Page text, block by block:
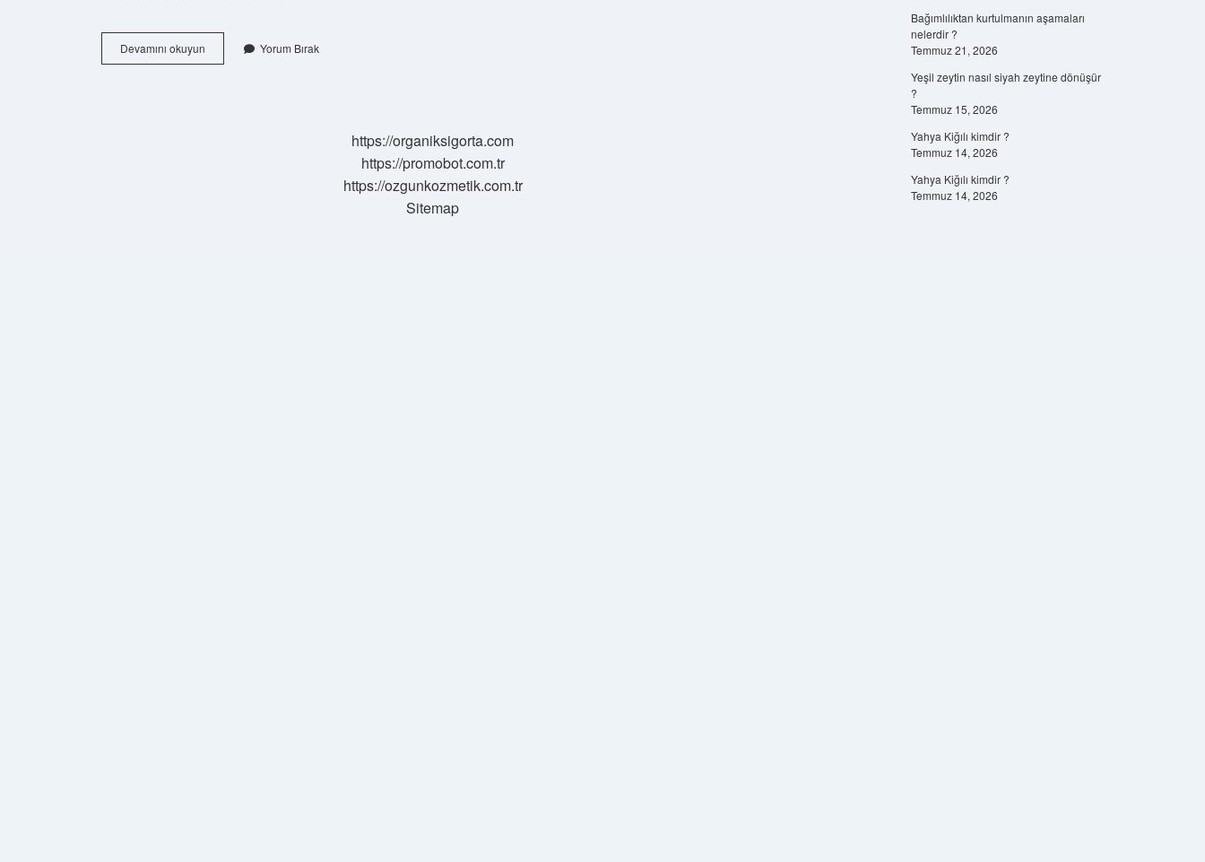
Devamını okuyun
Filmi
Yorum Bırak
https://organiksigorta.com
https://promobot.com.tr
https://ozgunkozmetik.com.tr
Sitemap
Bağımlılıktan kurtulmanın aşamaları
nelerdir ?
Temmuz 21, 2026
Yeşil zeytin nasıl siyah zeytine dönüşür
?
Temmuz 15, 2026
Yahya Kiğılı kimdir ?
Temmuz 14, 2026
Yahya Kiğılı kimdir ?
Temmuz 14, 2026